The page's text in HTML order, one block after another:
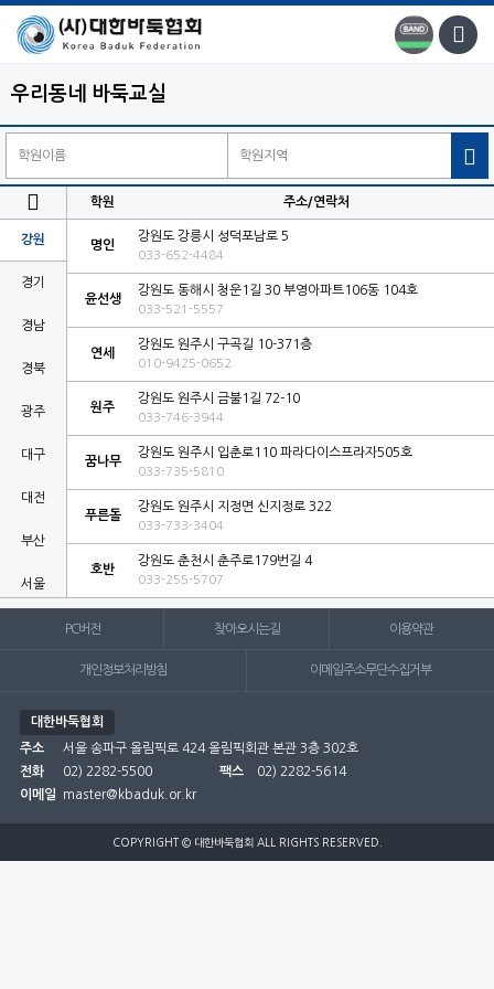
우리동네 바둑교실


강원
경기
경남
경북
광주
대구
대전
부산
서울
인천
전남
전북
학원 주소/연락처
명인
강원도 강릉시 성덕포남로 5
033-652-4484
윤선생
강원도 동해시 청운1길 30 부영아파트106동 104호
033-521-5557
연세
강원도 원주시 구곡길 10-371층
010-9425-0652
원주
강원도 원주시 금불1길 72-10
033-746-3944
꿈나무
강원도 원주시 입춘로110 파라다이스프라자505호
033-735-5810
푸른돌
강원도 원주시 지정면 신지정로 322
033-733-3404
호반
강원도 춘천시 춘주로179번길 4
033-255-5707
PC버전 찾아오시는길 이용약관
개인정보처리방침 이메일주소무단수집거부
대한바둑협회
주소
서울 송파구 올림픽로 424 올림픽회관 본관 3층 302호
전화
02) 2282-5500 팩스
02) 2282-5614
이메일
master@kbaduk.or.kr
COPYRIGHT © 대한바둑협회 ALL RIGHTS RESERVED.